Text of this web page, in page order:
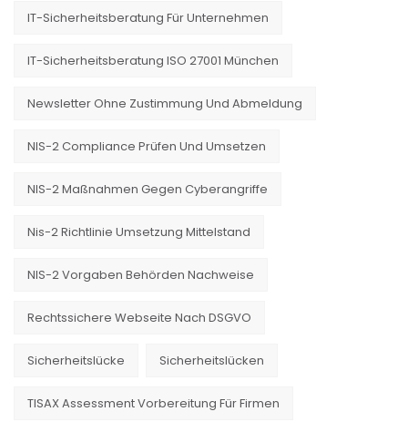
IT-Sicherheitsberatung Für Unternehmen
IT-Sicherheitsberatung ISO 27001 München
Newsletter Ohne Zustimmung Und Abmeldung
NIS-2 Compliance Prüfen Und Umsetzen
NIS-2 Maßnahmen Gegen Cyberangriffe
Nis-2 Richtlinie Umsetzung Mittelstand
NIS-2 Vorgaben Behörden Nachweise
Rechtssichere Webseite Nach DSGVO
Sicherheitslücke Sicherheitslücken
TISAX Assessment Vorbereitung Für Firmen